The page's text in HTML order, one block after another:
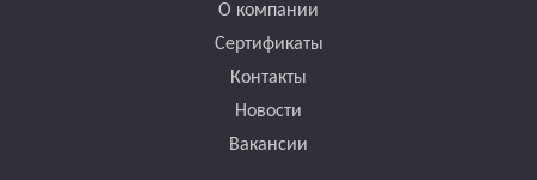
О компании
Сертификаты
Контакты
Новости
Вакансии